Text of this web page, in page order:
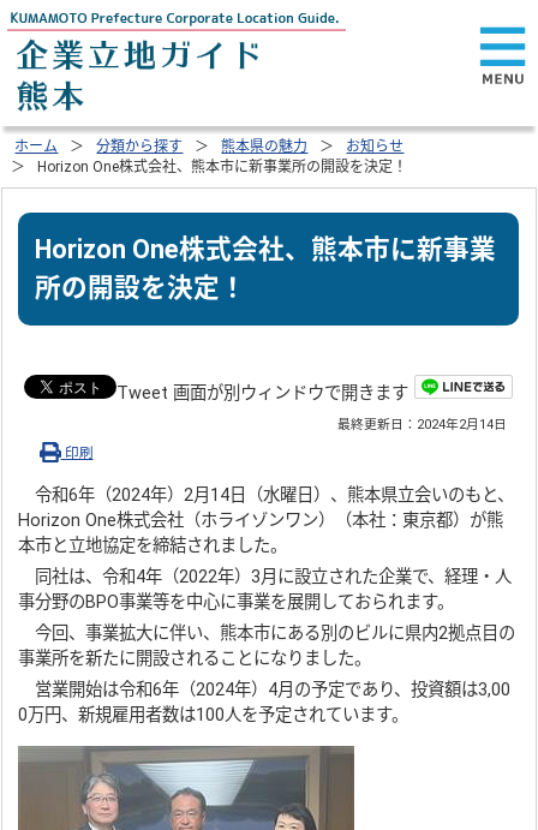
ホーム 分類から探す 熊本県の魅力
お知らせ
Horizon One株式会社、熊本市に新事業所の開設を決定！
Horizon One株式会社、熊本市に新事業
所の開設を決定！
Tweet 画面が別ウィンドウで開きます
最終更新日： 2024年2月14日
印刷
令和6年（2024年）2月14日（水曜日）、熊本県立会いのもと、
Horizon One株式会社（ホライゾンワン）（本社：東京都）が熊
本市と立地協定を締結されました。
同社は、令和4年（2022年）3月に設立された企業で、経理・人
事分野のBPO事業等を中心に事業を展開しておられます。
今回、事業拡大に伴い、熊本市にある別のビルに県内2拠点目の
事業所を新たに開設されることになりました。
営業開始は令和6年（2024年）4月の予定であり、投資額は3,00
0万円、新規雇用者数は100人を予定されています。